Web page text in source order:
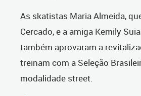
As skatistas Maria Almeida,
Cercado, e a amiga Kemily
também aprovaram a
treinam com a Seleção
modalidade street.